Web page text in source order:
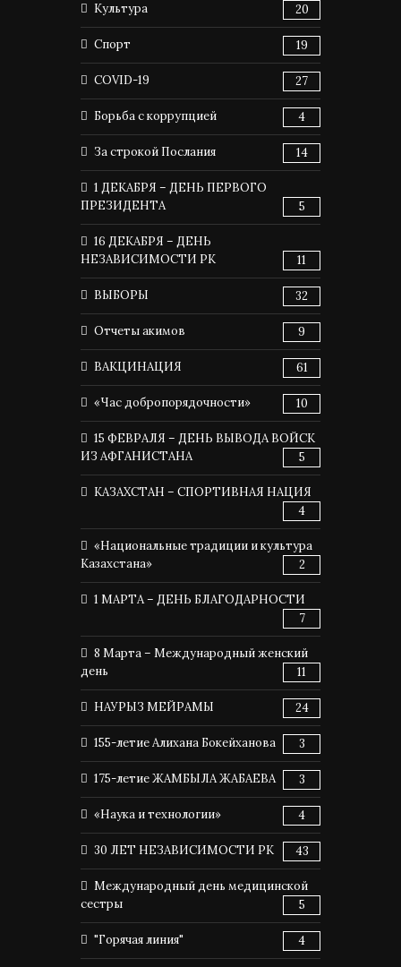
Культура 20
Спорт 19
COVID-19 27
Борьба с коррупцией 4
За строкой Послания 14
1 ДЕКАБРЯ – ДЕНЬ ПЕРВОГО
ПРЕЗИДЕНТА
5
16 ДЕКАБРЯ – ДЕНЬ
НЕЗАВИСИМОСТИ РК
11
ВЫБОРЫ 32
Отчеты акимов 9
ВАКЦИНАЦИЯ 61
«Час добропорядочности» 10
15 ФЕВРАЛЯ – ДЕНЬ ВЫВОДА ВОЙСК
ИЗ АФГАНИСТАНА
5
КАЗАХСТАН – СПОРТИВНАЯ НАЦИЯ
4
«Национальные традиции и культура
Казахстана»
2
1 МАРТА – ДЕНЬ БЛАГОДАРНОСТИ
7
8 Марта – Международный женский
день
11
НАУРЫЗ МЕЙРАМЫ 24
155-летие Алихана Бокейханова 3
175-летие ЖАМБЫЛА ЖАБАЕВА 3
«Наука и технологии» 4
30 ЛЕТ НЕЗАВИСИМОСТИ РК 43
Международный день медицинской
сестры
5
"Горячая линия" 4